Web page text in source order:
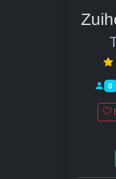
0